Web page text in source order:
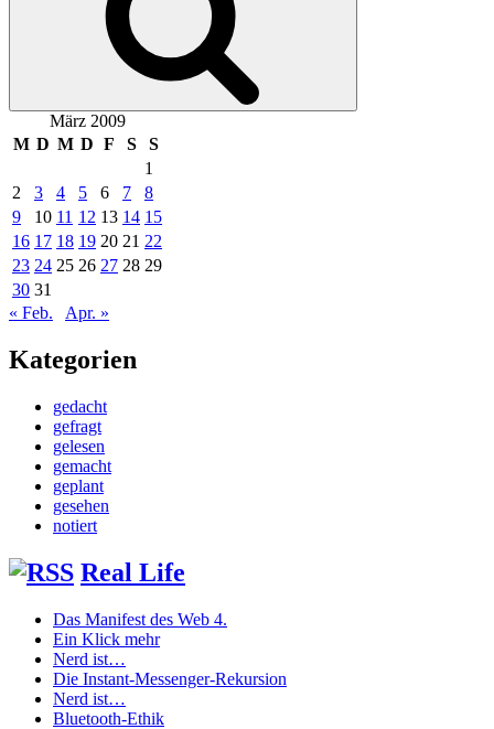
März 2009
M D M D F S
S
1
2
3 4 5 6 7
8
9
10 11 12 13 14 15
16 17 18 19 20 21 22
23 24 25 26 27 28 29
30 31
« Feb.
Apr. »
Kategorien
gedacht
gefragt
gelesen
gemacht
geplant
gesehen
notiert
Real Life
Das Manifest des Web 4.
Ein Klick mehr
Nerd ist…
Die Instant-Messenger-Rekursion
Nerd ist…
Bluetooth-Ethik